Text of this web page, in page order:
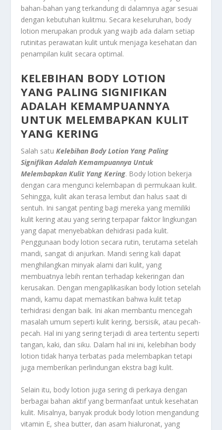
bahan-bahan yang terkandung di dalamnya agar sesuai
dengan kebutuhan kulitmu. Secara keseluruhan, body
lotion merupakan produk yang wajib ada dalam setiap
rutinitas perawatan kulit untuk menjaga kesehatan dan
penampilan kulit secara optimal.
KELEBIHAN BODY LOTION
YANG PALING SIGNIFIKAN
ADALAH KEMAMPUANNYA
UNTUK MELEMBAPKAN KULIT
YANG KERING
Salah satuKelebihan Body Lotion Yang Paling
Signifikan Adalah Kemampuannya Untuk
Melembapkan Kulit Yang Kering. Body lotion bekerja
dengan cara mengunci kelembapan di permukaan kulit.
Sehingga, kulit akan terasa lembut dan halus saat di
sentuh. Ini sangat penting bagi mereka yang memiliki
kulit kering atau yang sering terpapar faktor lingkungan
yang dapat menyebabkan dehidrasi pada kulit.
Penggunaan body lotion secara rutin, terutama setelah
mandi, sangat di anjurkan. Mandi sering kali dapat
menghilangkan minyak alami dari kulit, yang
membuatnya lebih rentan terhadap kekeringan dan
kerusakan. Dengan mengaplikasikan body lotion setelah
mandi, kamu dapat memastikan bahwa kulit tetap
terhidrasi dengan baik. Ini akan membantu mencegah
masalah umum seperti kulit kering, bersisik, atau pecah-
pecah. Hal ini yang sering terjadi di area tertentu seperti
tangan, kaki, dan siku. Dalam hal ini ini, kelebihan body
lotion tidak hanya terbatas pada melembapkan tetapi
juga memberikan perlindungan ekstra bagi kulit.
Selain itu, body lotion juga sering di perkaya dengan
berbagai bahan aktif yang bermanfaat untuk kesehatan
kulit. Misalnya, banyak produk body lotion mengandung
vitamin E, shea butter, dan asam hialuronat, yang